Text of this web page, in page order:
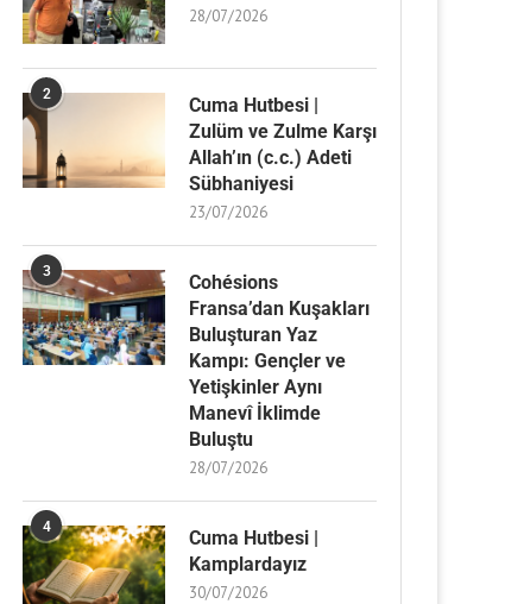
28/07/2026
2
Cuma Hutbesi |
Zulüm ve Zulme Karşı
Allah’ın (c.c.) Adeti
Sübhaniyesi
23/07/2026
3
Cohésions
Fransa’dan Kuşakları
Buluşturan Yaz
Kampı: Gençler ve
Yetişkinler Aynı
Manevî İklimde
Buluştu
28/07/2026
4
Cuma Hutbesi |
Kamplardayız
30/07/2026